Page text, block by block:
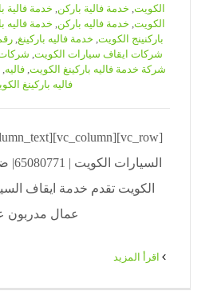
الكويت خدمة فالية باركن خدمة فالية
الكويت خدمة فاليه باركن خدمة فاليه
باركنينج الكويت, خدمة فاليه باركينغ
شركات ايقاف سيارات الكويت
شركة خدمة فاليه باركينغ الكويت ,فاليه
فاليه باركينغ
الكويت تقدم خدمة ايقاف
عمال مدربون
‫اقرأ المزيد